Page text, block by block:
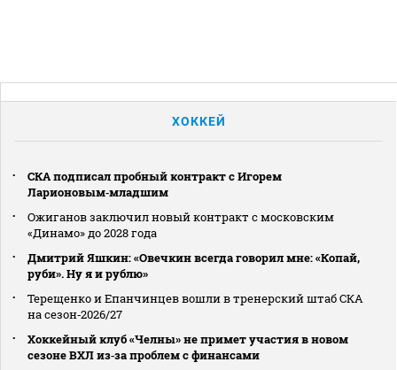
ХОККЕЙ
СКА подписал пробный контракт с Игорем
Ларионовым‑младшим
Ожиганов заключил новый контракт с московским
«Динамо» до 2028 года
Дмитрий Яшкин: «Овечкин всегда говорил мне: «Копай,
руби». Ну я и рублю»
Терещенко и Епанчинцев вошли в тренерский штаб СКА
на сезон‑2026/27
Хоккейный клуб «Челны» не примет участия в новом
сезоне ВХЛ из‑за проблем с финансами